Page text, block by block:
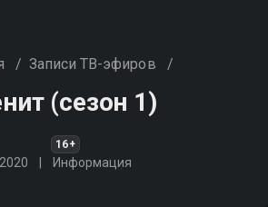
/ Записи ТВ-эфиров /
(сезон 1)
16+
2020 Информация